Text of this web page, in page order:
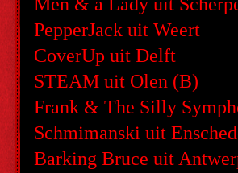
PepperJack uit Weert
CoverUp uit Delft
STEAM uit Olen (B)
Frank & The Silly
Schmimanski uit
Barking Bruce uit